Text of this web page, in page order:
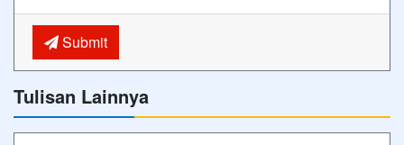
Submit
Tulisan Lainnya